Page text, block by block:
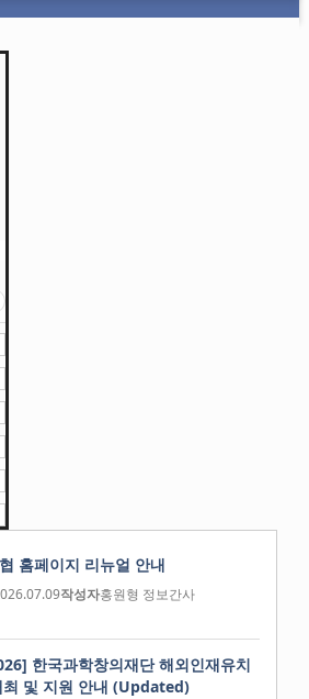
홈페이지 리뉴얼 안내
작성자홍원형 정보간사
한국과학창의재단 해외인재유치
최 및 지원 안내 (Updated)